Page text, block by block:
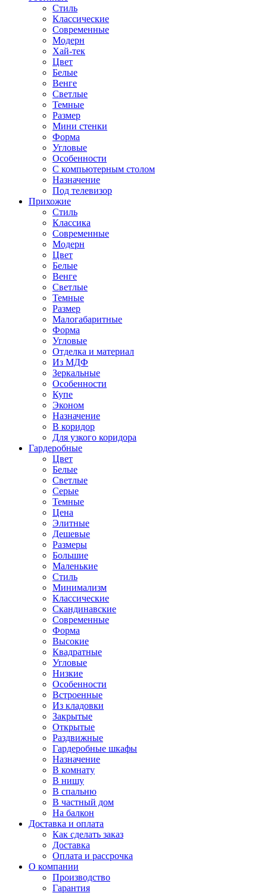
Стиль
Классические
Современные
Модерн
Хай-тек
Цвет
Белые
Венге
Светлые
Темные
Размер
Мини стенки
Форма
Угловые
Особенности
С компьютерным столом
Назначение
Под телевизор
Прихожие
Стиль
Классика
Современные
Модерн
Цвет
Белые
Венге
Светлые
Темные
Размер
Малогабаритные
Форма
Угловые
Отделка и материал
Из МДФ
Зеркальные
Особенности
Купе
Эконом
Назначение
В коридор
Для узкого коридора
Гардеробные
Цвет
Белые
Светлые
Серые
Темные
Цена
Элитные
Дешевые
Размеры
Большие
Маленькие
Стиль
Минимализм
Классические
Скандинавские
Современные
Форма
Высокие
Квадратные
Угловые
Низкие
Особенности
Встроенные
Из кладовки
Закрытые
Открытые
Раздвижные
Гардеробные шкафы
Назначение
В комнату
В нишу
В спальню
В частный дом
На балкон
Доставка и оплата
Как сделать заказ
Доставка
Оплата и рассрочка
О компании
Производство
Гарантия